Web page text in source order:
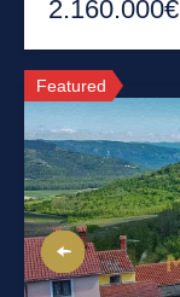
2.160.000€
Featured